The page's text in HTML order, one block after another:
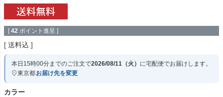
[ 42 ポイント進呈 ]
送料込
本日 15時00分までのご注文で2026/08/11（火） に宅配便でお届けします。
東京都お届け先を変更
カラー